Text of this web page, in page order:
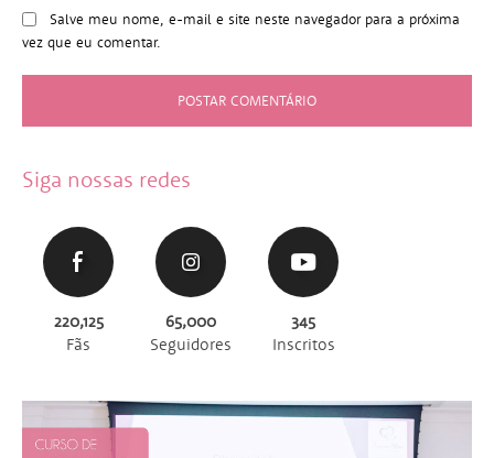
Salve meu nome, e-mail e site neste navegador para a próxima
vez que eu comentar.
Siga nossas redes
220,125
Fãs
65,000
Seguidores
345
Inscritos